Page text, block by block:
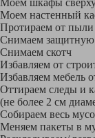
Моем шкафы
Моем настенный
Протираем от
Снимаем защитную
Снимаем скотч
Избавляем от
Избавляем мебель
Оттираем следы и
(не более 2 см
Собираем весь
Меняем пакеты в